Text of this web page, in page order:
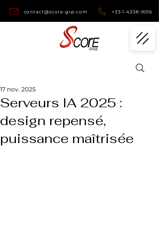
contact@score-grp.com +33-1-4338-9016
Serveurs IA 2025 :
design repensé,
puissance maîtrisée
17 nov. 2025